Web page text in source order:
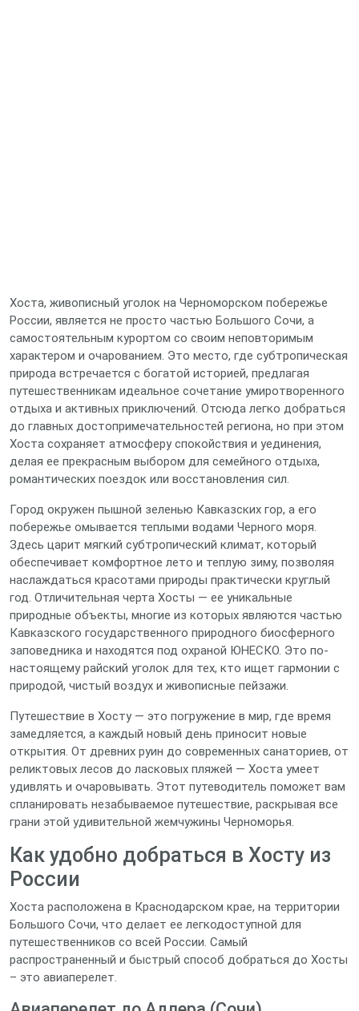
Хоста, живописный уголок на Черноморском побережье
России, является не просто частью Большого Сочи, а
самостоятельным курортом со своим неповторимым
характером и очарованием. Это место, где субтропическая
природа встречается с богатой историей, предлагая
путешественникам идеальное сочетание умиротворенного
отдыха и активных приключений. Отсюда легко добраться
до главных достопримечательностей региона, но при этом
Хоста сохраняет атмосферу спокойствия и уединения,
делая ее прекрасным выбором для семейного отдыха,
романтических поездок или восстановления сил.
Город окружен пышной зеленью Кавказских гор, а его
побережье омывается теплыми водами Черного моря.
Здесь царит мягкий субтропический климат, который
обеспечивает комфортное лето и теплую зиму, позволяя
наслаждаться красотами природы практически круглый
год. Отличительная черта Хосты — ее уникальные
природные объекты, многие из которых являются частью
Кавказского государственного природного биосферного
заповедника и находятся под охраной ЮНЕСКО. Это по-
настоящему райский уголок для тех, кто ищет гармонии с
природой, чистый воздух и живописные пейзажи.
Путешествие в Хосту — это погружение в мир, где время
замедляется, а каждый новый день приносит новые
открытия. От древних руин до современных санаториев, от
реликтовых лесов до ласковых пляжей — Хоста умеет
удивлять и очаровывать. Этот путеводитель поможет вам
спланировать незабываемое путешествие, раскрывая все
грани этой удивительной жемчужины Черноморья.
Как удобно добраться в Хосту из
России
Хоста расположена в Краснодарском крае, на территории
Большого Сочи, что делает ее легкодоступной для
путешественников со всей России. Самый
распространенный и быстрый способ добраться до Хосты
– это авиаперелет.